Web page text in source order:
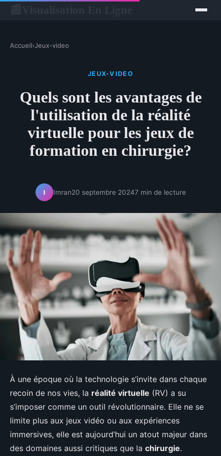
Accueil›Jeux-video
JEUX-VIDEO
Quels sont les avantages de
l'utilisation de la réalité
virtuelle pour les jeux de
formation en chirurgie?
I Imran20 septembre 20247 min de lecture
À une époque où la technologie s’invite dans chaque
recoin de nos vies, la réalité virtuelle (RV) a su
s’imposer comme un outil révolutionnaire. Elle ne se
limite plus aux jeux vidéo ou aux expériences
immersives, elle est aujourd’hui un atout majeur dans
des domaines aussi critiques que la chirurgie.